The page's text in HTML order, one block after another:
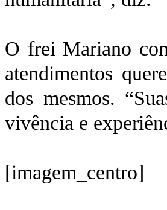
O frei Mariano
atendimentos
dos mesmos.
vivência e
[imagem_centro]